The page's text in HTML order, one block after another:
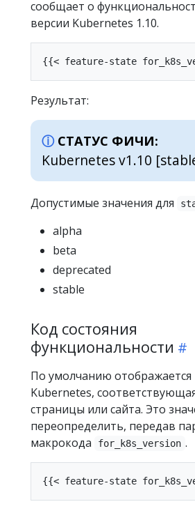
сообщает о
версии Kubernetes 1.10.
Результат:
СТАТУС ФИЧИ:
Kubernetes v1.10
Допустимые значения для
alpha
beta
deprecated
stable
Код состояния
функциональности
По умолчанию отображается
Kubernetes,
страницы или сайта. Это
переопределить, передав
макрокода
for_k8s_version .